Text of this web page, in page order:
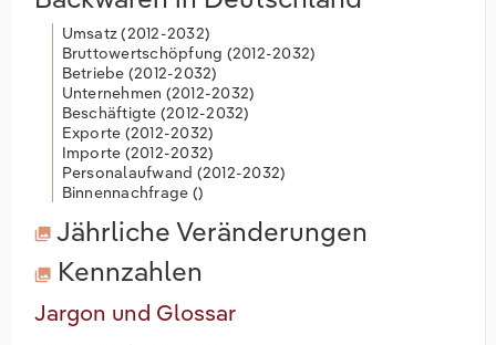
Umsatz (2012-2032)
Bruttowertschöpfung (2012-2032)
Betriebe (2012-2032)
Unternehmen (2012-2032)
Beschäftigte (2012-2032)
Exporte (2012-2032)
Importe (2012-2032)
Personalaufwand (2012-2032)
Binnennachfrage ()
Jährliche Veränderungen
Kennzahlen
Jargon und Glossar